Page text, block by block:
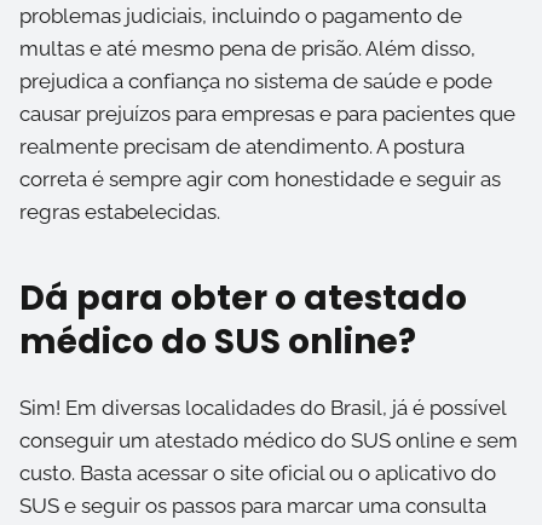
problemas judiciais, incluindo o pagamento de
multas e até mesmo pena de prisão. Além disso,
prejudica a confiança no sistema de saúde e pode
causar prejuízos para empresas e para pacientes que
realmente precisam de atendimento. A postura
correta é sempre agir com honestidade e seguir as
regras estabelecidas.
Dá para obter o atestado
médico do SUS online?
Sim! Em diversas localidades do Brasil, já é possível
conseguir um atestado médico do SUS online e sem
custo. Basta acessar o site oficial ou o aplicativo do
SUS e seguir os passos para marcar uma consulta